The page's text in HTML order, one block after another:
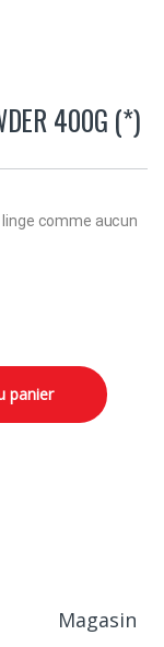
400G (*)
comme aucun
quantity
panier
Magasin